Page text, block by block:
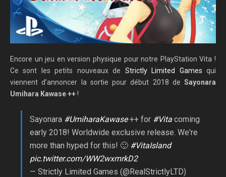
Encore un jeu en version physique pour notre PlayStation Vita !
Ce sont les petits nouveaux de Strictly Limited Games qui
viennent d’annoncer la sortie pour début 2018 de Sayonara
Umihara Kawase ++!
Sayonara #UmiharaKawase++ for #Vita coming
early 2018! Worldwide exclusive release. We're
more than hyped for this! 🙂 #VitaIsland
pic.twitter.com/WW2wxmrkD2
— Strictly Limited Games (@RealStrictlyLTD)